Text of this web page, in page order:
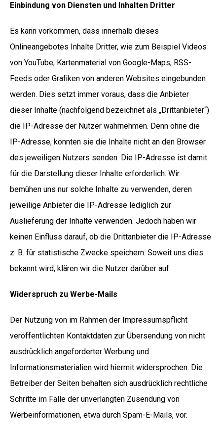
Einbindung von Diensten und Inhalten Dritter
Es kann vorkommen, dass innerhalb dieses
Onlineangebotes Inhalte Dritter, wie zum Beispiel Videos
von YouTube, Kartenmaterial von Google-Maps, RSS-
Feeds oder Grafiken von anderen Websites eingebunden
werden. Dies setzt immer voraus, dass die Anbieter
dieser Inhalte (nachfolgend bezeichnet als „Drittanbieter“)
die IP-Adresse der Nutzer wahrnehmen. Denn ohne die
IP-Adresse, könnten sie die Inhalte nicht an den Browser
des jeweiligen Nutzers senden. Die IP-Adresse ist damit
für die Darstellung dieser Inhalte erforderlich. Wir
bemühen uns nur solche Inhalte zu verwenden, deren
jeweilige Anbieter die IP-Adresse lediglich zur
Auslieferung der Inhalte verwenden. Jedoch haben wir
keinen Einfluss darauf, ob die Drittanbieter die IP-Adresse
z. B. für statistische Zwecke speichern. Soweit uns dies
bekannt wird, klären wir die Nutzer darüber auf.
Widerspruch zu Werbe-Mails
Der Nutzung von im Rahmen der Impressumspflicht
veröffentlichten Kontaktdaten zur Übersendung von nicht
ausdrücklich angeforderter Werbung und
Informationsmaterialien wird hiermit widersprochen. Die
Betreiber der Seiten behalten sich ausdrücklich rechtliche
Schritte im Falle der unverlangten Zusendung von
Werbeinformationen, etwa durch Spam-E-Mails, vor.